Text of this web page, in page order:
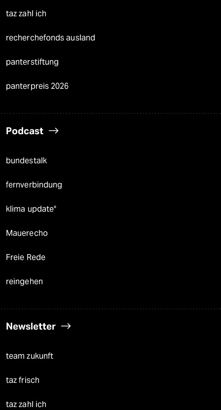
taz zahl ich
recherchefonds ausland
panterstiftung
panterpreis 2026
Podcast
bundestalk
fernverbindung
klima update°
Mauerecho
Freie Rede
reingehen
Newsletter
team zukunft
taz frisch
taz zahl ich